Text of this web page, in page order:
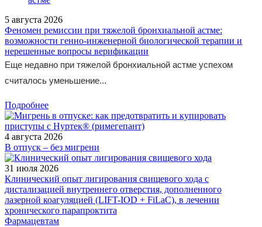
5 августа 2026
Феномен ремиссии при тяжелой бронхиальной астме:
возможности генно-инженерной биологической терапии и
нерешенные вопросы верификации
Еще недавно при тяжелой бронхиальной астме успехом
считалось уменьшение...
Подробнее
4 августа 2026
В отпуск – без мигрени
31 июля 2026
Клинический опыт лигирования свищевого хода с
дистализацией внутреннего отверстия, дополненного
лазерной коагуляцией (LIFT-IOD + FiLaC), в лечении
хронического парапроктита
Фармацевтам